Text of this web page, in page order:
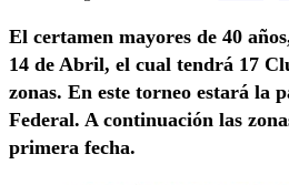
El certamen mayores de 40
14 de Abril, el cual tendrá 17
zonas. En este torneo estará la
Federal. A continuación las
primera fecha.